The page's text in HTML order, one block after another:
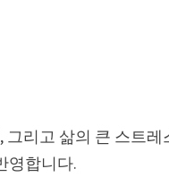
리고 삶의 큰 스트
영합니다.